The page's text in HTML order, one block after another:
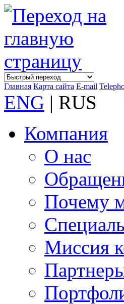
Главная Карта сайта E-mail
ENG | RUS
Компания
О нас
Почему
Миссия